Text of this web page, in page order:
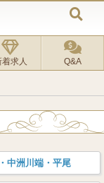
着求人 Q&A
中洲川端・平尾